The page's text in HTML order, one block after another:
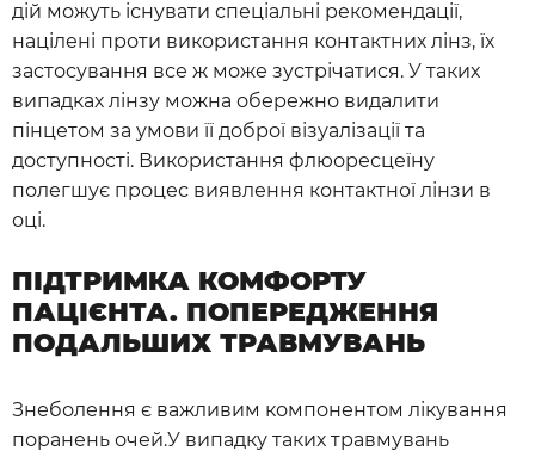
дій можуть існувати спеціальні рекомендації,
націлені проти використання контактних лінз, їх
застосування все ж може зустрічатися. У таких
випадках лінзу можна обережно видалити
пінцетом за умови її доброї візуалізації та
доступності. Використання флюоресцеїну
полегшує процес виявлення контактної лінзи в
оці.
ПІДТРИМКА КОМФОРТУ
ПАЦІЄНТА. ПОПЕРЕДЖЕННЯ
ПОДАЛЬШИХ ТРАВМУВАНЬ
Знеболення є важливим компонентом лікування
поранень очей.У випадку таких травмувань